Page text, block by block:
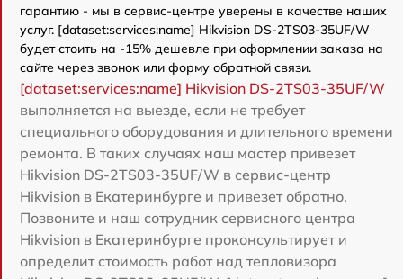
гарантию - мы в сервис-центре уверены в качестве наших
услуг. [dataset:services:name] Hikvision DS-2TS03-35UF/W
будет стоить на -15% дешевле при оформлении заказа на
сайте через звонок или форму обратной связи.
[dataset:services:name] Hikvision DS-2TS03-35UF/W
выполняется на выезде, если не требует
специального оборудования и длительного времени
ремонта. В таких случаях наш мастер привезет
Hikvision DS-2TS03-35UF/W в сервис-центр
Hikvision в Екатеринбурге и привезет обратно.
Позвоните и наш сотрудник сервисного центра
Hikvision в Екатеринбурге проконсультирует и
определит стоимость работ над тепловизора